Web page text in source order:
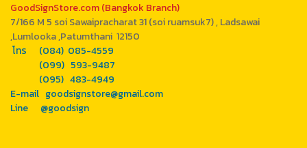
GoodSignStore.com (Bangkok Branch)
7/166 M 5 soi Sawaipracharat 31 (soi ruamsuk7) , Ladsawai
,Lumlooka ,Patumthani 12150
โทร (084) 085-4559
(099) 593-9487
(095) 483-4949
E-mail goodsignstore@gmail.com
Line @goodsign